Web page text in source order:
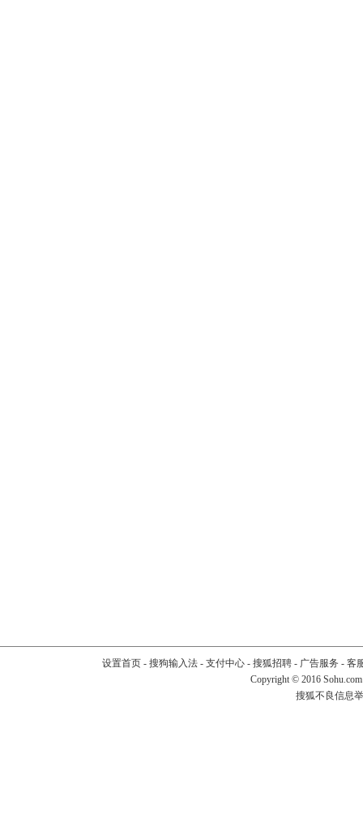
设置首页- 搜狗输入法- 支付中心- 搜狐招聘- 广告服务 - 客
Copyright © 2016
搜狐不良信息